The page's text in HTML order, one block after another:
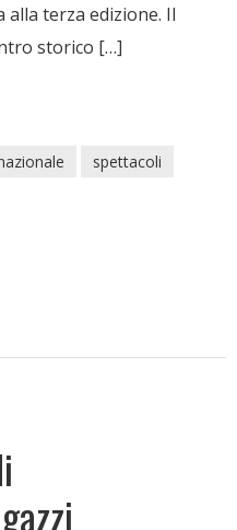
terza edizione. Il
storico […]
spettacoli